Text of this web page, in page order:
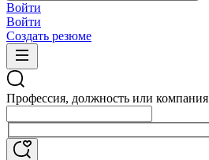
Войти
Войти
Создать резюме
Профессия, должность или компания